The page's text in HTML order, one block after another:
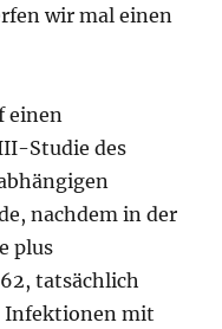
wir mal einen
einen
Studie des
nachdem in der
plus
tatsächlich
Infektionen mit